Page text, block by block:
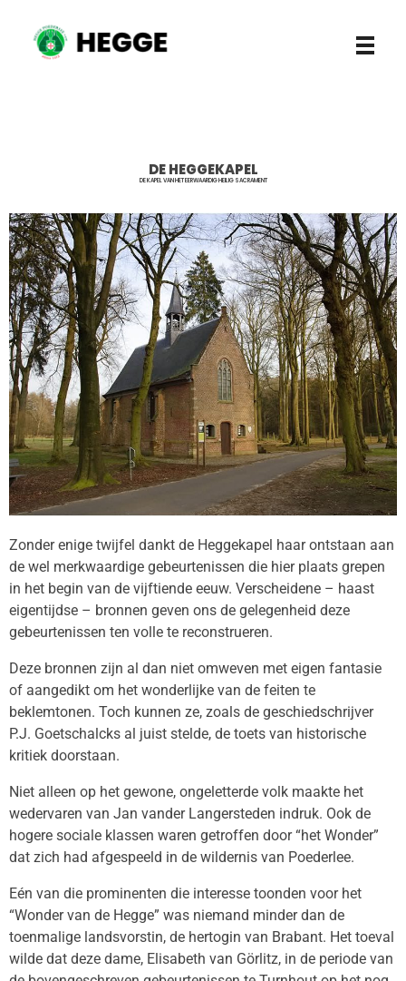
DE HEGGEKAPEL
DE KAPEL VAN HET EERWAARDIG HEILIG SACRAMENT
Zonder enige twijfel dankt de Heggekapel haar ontstaan aan
de wel merkwaardige gebeurtenissen die hier plaats grepen
in het begin van de vijftiende eeuw. Verscheidene – haast
eigentijdse – bronnen geven ons de gelegenheid deze
gebeurtenissen ten volle te reconstrueren.
Deze bronnen zijn al dan niet omweven met eigen fantasie
of aangedikt om het wonderlijke van de feiten te
beklemtonen. Toch kunnen ze, zoals de geschiedschrijver
P.J. Goetschalcks al juist stelde, de toets van historische
kritiek doorstaan.
Niet alleen op het gewone, ongeletterde volk maakte het
wedervaren van Jan vander Langersteden indruk. Ook de
hogere sociale klassen waren getroffen door “het Wonder”
dat zich had afgespeeld in de wildernis van Poederlee.
Eén van die prominenten die interesse toonden voor het
“Wonder van de Hegge” was niemand minder dan de
toenmalige landsvorstin, de hertogin van Brabant. Het toeval
wilde dat deze dame, Elisabeth van Görlitz, in de periode van